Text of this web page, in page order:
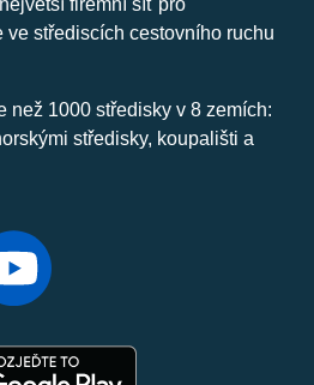
firemní síť pro
střediscích cestovního ruchu
než 1000 středisky v 8 zemích:
středisky, koupališti a